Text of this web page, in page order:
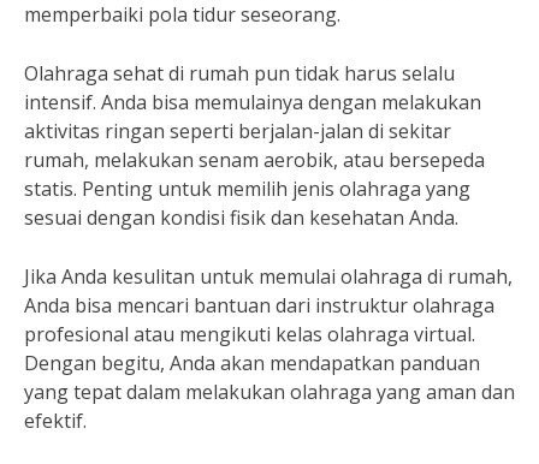
memperbaiki pola tidur seseorang.
Olahraga sehat di rumah pun tidak harus selalu
intensif. Anda bisa memulainya dengan melakukan
aktivitas ringan seperti berjalan-jalan di sekitar
rumah, melakukan senam aerobik, atau bersepeda
statis. Penting untuk memilih jenis olahraga yang
sesuai dengan kondisi fisik dan kesehatan Anda.
Jika Anda kesulitan untuk memulai olahraga di rumah,
Anda bisa mencari bantuan dari instruktur olahraga
profesional atau mengikuti kelas olahraga virtual.
Dengan begitu, Anda akan mendapatkan panduan
yang tepat dalam melakukan olahraga yang aman dan
efektif.